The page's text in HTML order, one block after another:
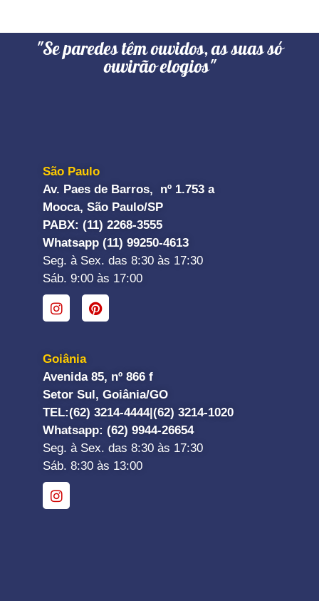
"Se paredes têm ouvidos, as suas só
ouvirão elogios"
São Paulo
Av. Paes de Barros, nº 1.753 a
Mooca, São Paulo/SP
PABX: (11) 2268-3555
Whatsapp (11) 99250-4613
Seg. à Sex. das 8:30 às 17:30
Sáb. 9:00 às 17:00
Goiânia
Avenida 85, nº 866 f
Setor Sul, Goiânia/GO
TEL:(62) 3214-4444|(62) 3214-1020
Whatsapp: (62) 9944-26654
Seg. à Sex. das 8:30 às 17:30
Sáb. 8:30 às 13:00